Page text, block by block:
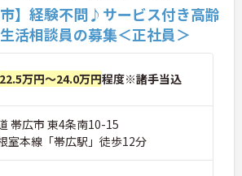
市】経験不問♪サービス付き高齢
活相談員の募集＜正社員＞
22.5万円～24.0万円程度※諸手当込
帯広市 東4条南10-15
室本線「帯広駅」徒歩12分